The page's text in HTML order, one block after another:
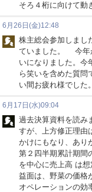
そろ４桁に向けて動
6月26日(金)12:48
株主総会参加しまし
ていました。 今年
いになりました。
ら笑いを含めた質
い間お疲れ様でした
6月17日(水)09:04
過去決算資料を読み
すが、上方修正理由
かけにもなり、あり
第２四半期累計期間
を中心に売上高 は
益面は、野菜の価格
オペレーションの効